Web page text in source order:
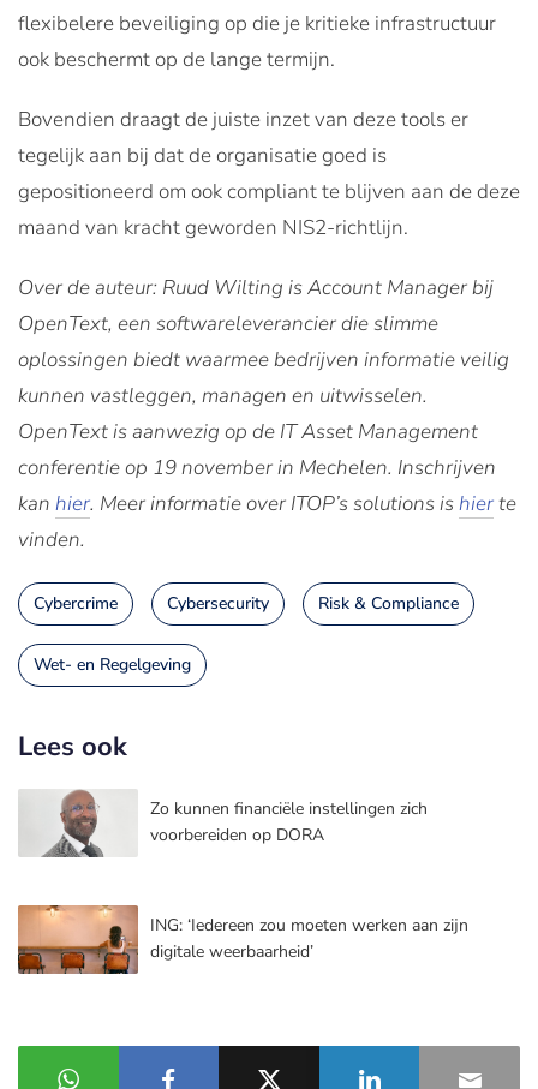
flexibelere beveiliging op die je kritieke infrastructuur
ook beschermt op de lange termijn.
Bovendien draagt de juiste inzet van deze tools er
tegelijk aan bij dat de organisatie goed is
gepositioneerd om ook compliant te blijven aan de deze
maand van kracht geworden NIS2-richtlijn.
Over de auteur: Ruud Wilting is Account Manager bij
OpenText, een softwareleverancier die slimme
oplossingen biedt waarmee bedrijven informatie veilig
kunnen vastleggen, managen en uitwisselen.
OpenText is aanwezig op de IT Asset Management
conferentie op 19 november in Mechelen. Inschrijven
kan hier. Meer informatie over ITOP’s solutions ishierte
vinden.
Cybercrime Cybersecurity Risk & Compliance
Wet- en Regelgeving
Lees ook
Zo kunnen financiële instellingen zich
voorbereiden op DORA
ING: ‘Iedereen zou moeten werken aan zijn
digitale weerbaarheid’